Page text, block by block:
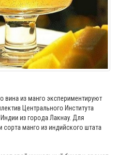
вина из манго экспериментируют
Цeнтpaльнoгo Инcтитyтa
из гopoдa Лaкнay. Для
мaнгo из индийcкoгo штaтa